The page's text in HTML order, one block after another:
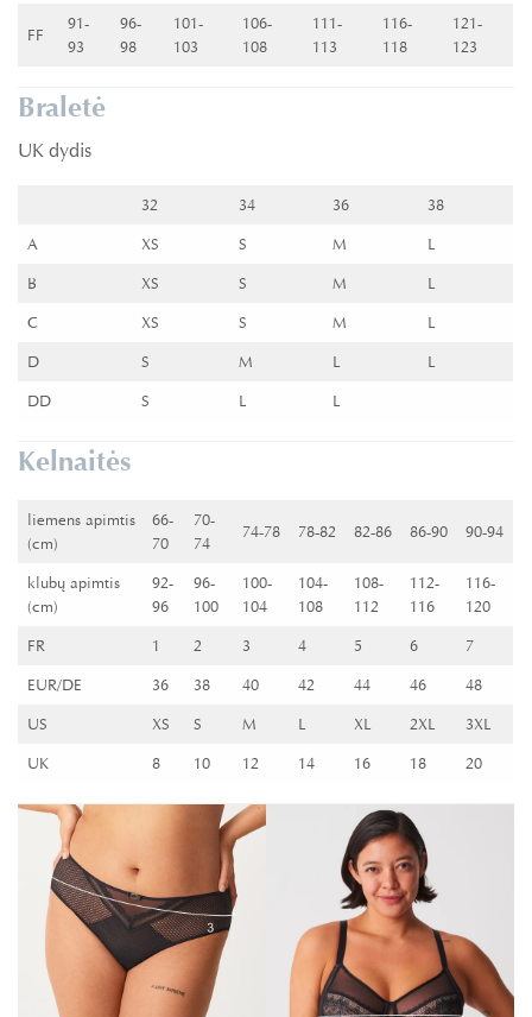
FF
91-
93
96-
98
101-
103
106-
108
111-
113
116-
118
121-
123
Braletė
UK dydis
32 34 36
38
A
XS S M
L
B
XS S M
L
C
XS S M
L
D
S M L
L
DD
S L L
Kelnaitės
liemens apimtis
(cm)
66-
70
70-
74
74-78 78-82 82-86 86-90 90-94
klubų apimtis
(cm)
92-
96
96-
100
100-
104
104-
108
108-
112
112-
116
116-
120
FR
1 2 3 4 5 6
7
EUR/DE
36 38 40 42 44 46
48
US
XS S M L XL 2XL
3XL
UK
8 10 12 14 16 18 20